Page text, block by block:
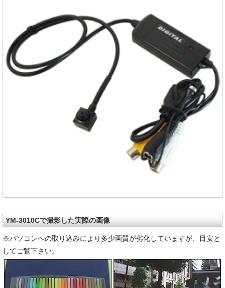
YM-3010Cで撮影した実際の画像
※パソコンへの取り込みにより多少画質が劣化していますが、目安と
してご覧下さい。